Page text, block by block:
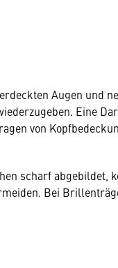
Augen und
Eine
von
scharf abgebildet,
Bei